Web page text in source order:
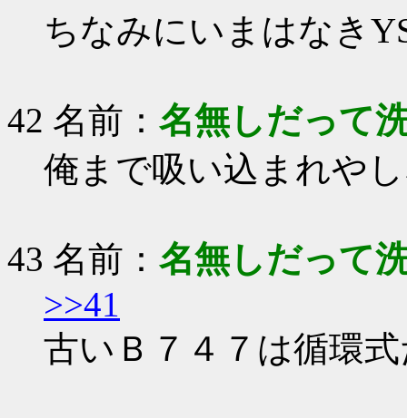
ちなみにいまはなき
42 名前： 名無しだって
俺まで吸い込まれや
43 名前： 名無しだって
>>41
古いＢ７４７は循環